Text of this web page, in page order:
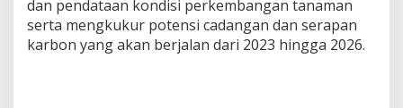
dan pendataan kondisi perkembangan tanaman
serta mengkukur potensi cadangan dan serapan
karbon yang akan berjalan dari 2023 hingga 2026.